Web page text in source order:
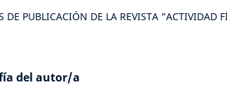
DE PUBLICACIÓN DE LA REVISTA “ACTIVIDAD
del autor/a